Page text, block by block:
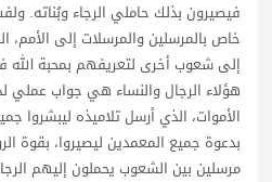
فيصيرون بذلك حاملي الرجاء وبُناته.
خاص بالمرسلين والمرسلات إلى الأمم،
إلى شعوب أخرى لتعريفهم بمحبة
هؤلاء الرجال والنساء هي جواب عملي
الأموات، الذي أرسل تلاميذه ليبشروا
بدعوة جميع المعمدين ليصيروا، بقوة
مرسلين بين الشعوب يحملون إليهم